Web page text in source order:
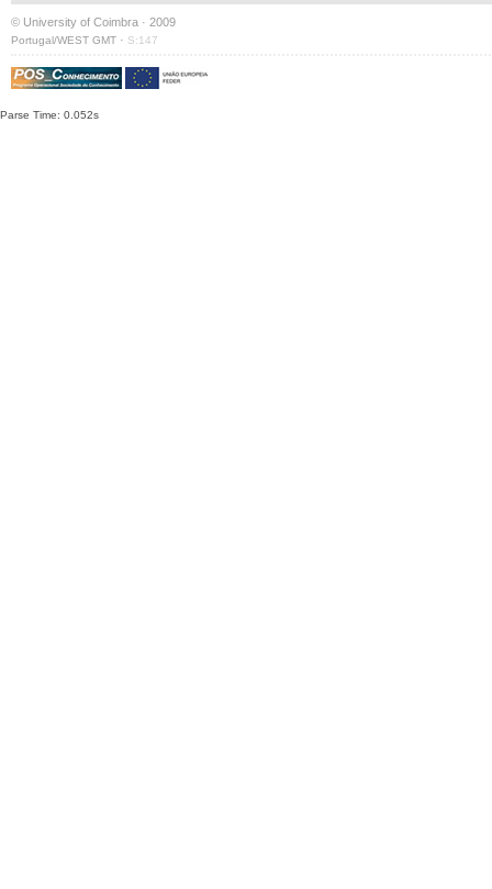
© University of Coimbra · 2009
Portugal/WEST GMT · S:147
Parse Time: 0.052s